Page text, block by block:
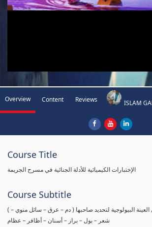
Overview Content Reviews ISLAM
Course Title
الإختبارات الكيميائية للأدلة الجنائية في مسرح الجريمة
Course Subtitle
( إجراء الإختبارات علي العينة البيولوجية لتحديد صاحبها ( دم – عرق – سائل منوي –
شعر – بول – براز – أسنان – أظافر – عظام